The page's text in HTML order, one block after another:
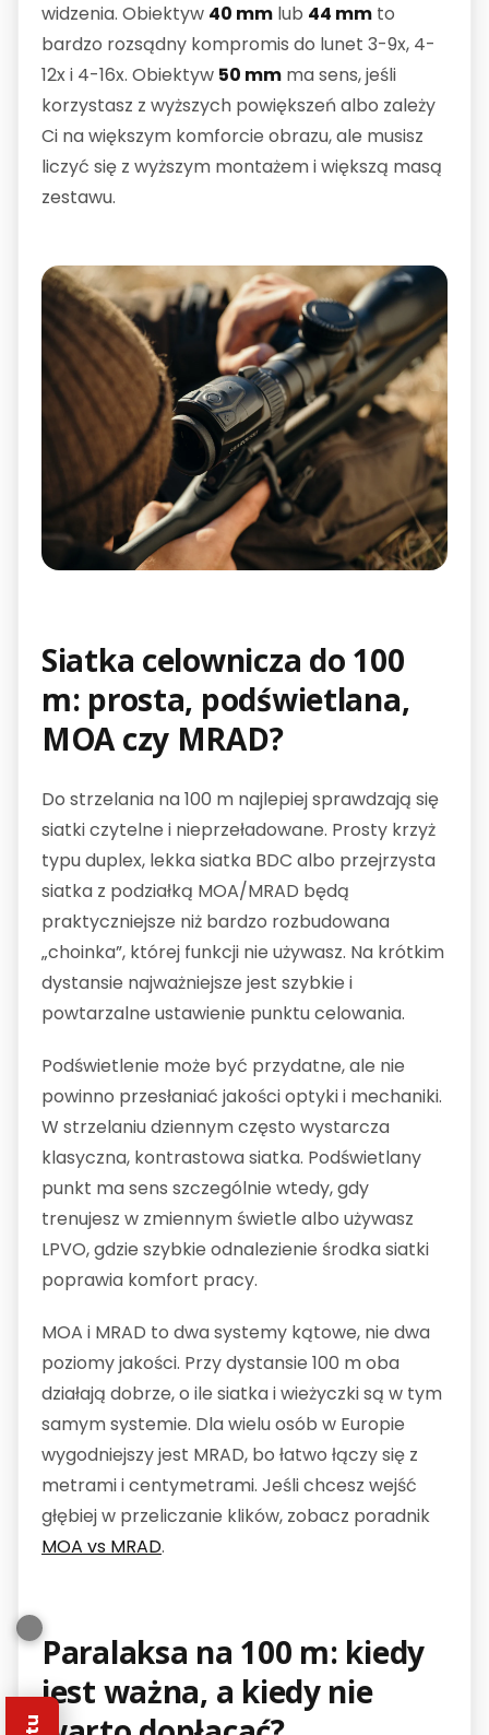
widzenia. Obiektyw 40 mm lub 44 mm to
bardzo rozsądny kompromis do lunet 3-9x, 4-
12x i 4-16x. Obiektyw 50 mm ma sens, jeśli
korzystasz z wyższych powiększeń albo zależy
Ci na większym komforcie obrazu, ale musisz
liczyć się z wyższym montażem i większą masą
zestawu.
Siatka celownicza do 100
m: prosta, podświetlana,
MOA czy MRAD?
Do strzelania na 100 m najlepiej sprawdzają się
siatki czytelne i nieprzeładowane. Prosty krzyż
typu duplex, lekka siatka BDC albo przejrzysta
siatka z podziałką MOA/MRAD będą
praktyczniejsze niż bardzo rozbudowana
„choinka”, której funkcji nie używasz. Na krótkim
dystansie najważniejsze jest szybkie i
powtarzalne ustawienie punktu celowania.
Podświetlenie może być przydatne, ale nie
powinno przesłaniać jakości optyki i mechaniki.
W strzelaniu dziennym często wystarcza
klasyczna, kontrastowa siatka. Podświetlany
punkt ma sens szczególnie wtedy, gdy
trenujesz w zmiennym świetle albo używasz
LPVO, gdzie szybkie odnalezienie środka siatki
poprawia komfort pracy.
MOA i MRAD to dwa systemy kątowe, nie dwa
poziomy jakości. Przy dystansie 100 m oba
działają dobrze, o ile siatka i wieżyczki są w tym
samym systemie. Dla wielu osób w Europie
wygodniejszy jest MRAD, bo łatwo łączy się z
metrami i centymetrami. Jeśli chcesz wejść
głębiej w przeliczanie klików, zobacz poradnik
MOA vs MRAD.
Paralaksa na 100 m: kiedy
jest ważna, a kiedy nie